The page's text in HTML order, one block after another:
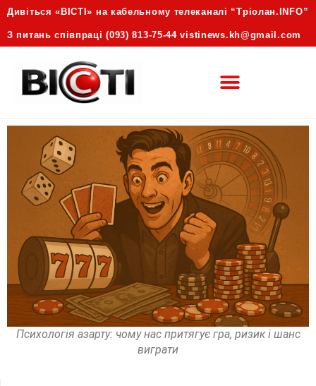
Дивіться «ВІСТІ» на кабельному телеканалі “Трiолан.INFO”
З питань співпраці (093) 813-75-44 vistinews.kh@gmail.com
Психологія азарту: чому нас притягує гра, ризик і шанс
виграти